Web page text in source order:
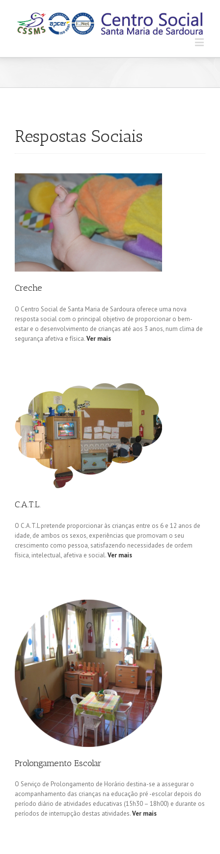
Respostas Sociais
Creche
O Centro Social de Santa Maria de Sardoura oferece uma nova
resposta social com o principal objetivo de proporcionar o bem-
estar e o desenvolvimento de crianças até aos 3 anos, num clima de
segurança afetiva e física.Ver mais
C.A.T.L.
O C.A.T.L pretende proporcionar às crianças entre os 6 e 12 anos de
idade, de ambos os sexos, experiências que promovam o seu
crescimento como pessoa, satisfazendo necessidades de ordem
física, intelectual, afetiva e social.Ver mais
Prolongamento Escolar
O Serviço de Prolongamento de Horário destina-se a assegurar o
acompanhamento das crianças na educação pré -escolar depois do
período diário de atividades educativas (15h30 – 18h00) e durante os
períodos de interrupção destas atividades.Ver mais